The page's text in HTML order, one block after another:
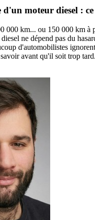
d'un moteur diesel :
000 km... ou 150 000 km à
ne dépend pas du
d'automobilistes
avant qu'il soit trop tard.